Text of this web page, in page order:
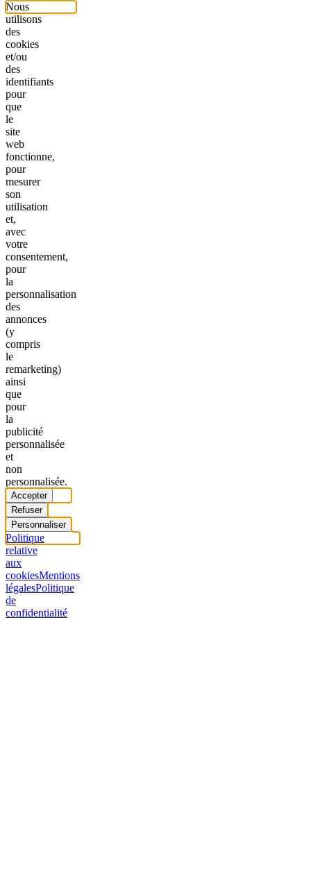
Nous
utilisons
des
cookies
et/ou
des
identifiants
pour
que
le
site
web
fonctionne,
pour
mesurer
son
utilisation
et,
avec
votre
consentement,
pour
la
personnalisation
des
annonces
(y
compris
le
remarketing)
ainsi
que
pour
la
publicité
personnalisée
et
non
personnalisée.
Accepter
Refuser
Personnaliser
Politique
relative
aux
cookiesMentions
légalesPolitique
de
confidentialité